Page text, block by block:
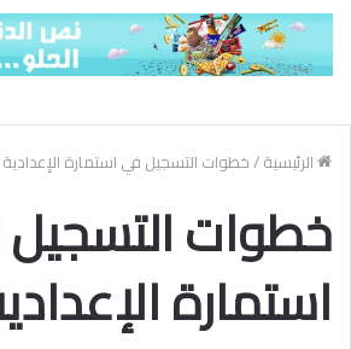
الرئيسية/خطوات التسجيل في استمارة الإعدادية 2025
خطوات
استمارة الإعدادية